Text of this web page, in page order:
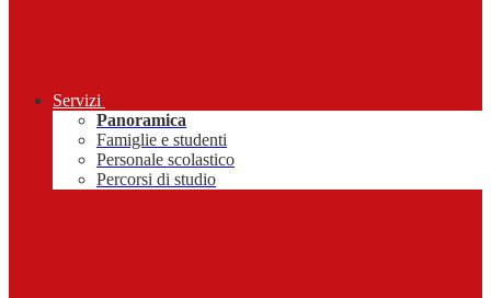
Servizi
Panoramica
Famiglie e studenti
Personale scolastico
Percorsi di studio